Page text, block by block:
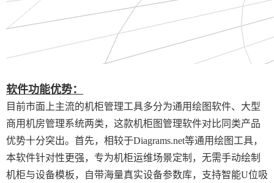
软件功能优势：
目前市面上主流的机柜管理工具多分为通用绘图软件、大型
商用机房管理系统两类，这款机柜图管理软件对比同类产品
优势十分突出。首先，相较于Diagrams.net等通用绘图工具，
本软件针对性更强，专为机柜运维场景定制，无需手动绘制
机柜与设备模板，自带海量真实设备参数库，支持智能U位吸